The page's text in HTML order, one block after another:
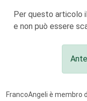
Per questo articolo
e non può essere
FrancoAngeli è membro